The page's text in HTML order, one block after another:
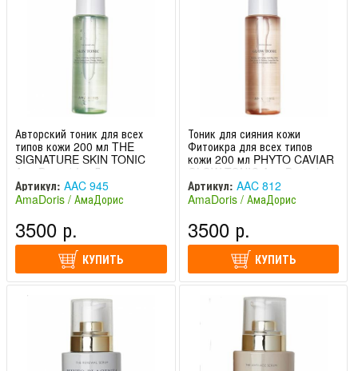
Авторский тоник для всех
типов кожи 200 мл THE
SIGNATURE SKIN TONIC
AmaDoris / АмаДорис
Артикул: AAC 945
AmaDoris / АмаДорис
3500 р.
КУПИТЬ
Тоник для сияния кожи
Фитоикра для всех типов
кожи 200 мл PHYTO CAVIAR
GLOW TONIC AmaDoris /
АмаДорис
Артикул: AAC 812
AmaDoris / АмаДорис
3500 р.
КУПИТЬ